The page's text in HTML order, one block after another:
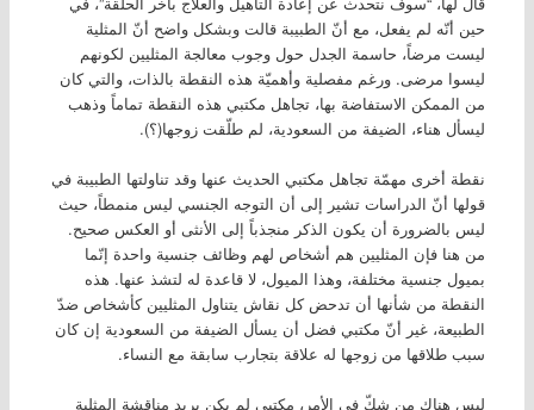
حين أنّه لم يفعل، مع أنّ الطبيبة قالت وبشكل واضح أنّ المثلية
ليست مرضاً، حاسمة الجدل حول وجوب معالجة المثليين لكونهم
ليسوا مرضى. ورغم مفصلية وأهميّة هذه النقطة بالذات، والتي كان
من الممكن الاستفاضة بها، تجاهل مكتبي هذه النقطة تماماً وذهب
ليسأل هناء، الضيفة من السعودية، لم طلّقت زوجها(؟).
نقطة أخرى مهمّة تجاهل مكتبي الحديث عنها وقد تناولتها الطبيبة في
قولها أنّ الدراسات تشير إلى أن التوجه الجنسي ليس منمطاً، حيث
ليس بالضرورة أن يكون الذكر منجذباً إلى الأنثى أو العكس صحيح.
من هنا فإن المثليين هم أشخاص لهم وظائف جنسية واحدة إنّما
بميول جنسية مختلفة، وهذا الميول، لا قاعدة له لتشذ عنها. هذه
النقطة من شأنها أن تدحض كل نقاش يتناول المثليين كأشخاص ضدّ
الطبيعة، غير أنّ مكتبي فضل أن يسأل الضيفة من السعودية إن كان
سبب طلاقها من زوجها له علاقة بتجارب سابقة مع النساء.
ليس هناك من شكّ في الأمر، مكتبي لم يكن يريد مناقشة المثلية